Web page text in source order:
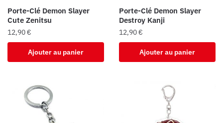
Porte-Clé Demon Slayer
Cute Zenitsu
12,90€
Ajouter au panier
Porte-Clé Demon Slayer
Destroy Kanji
12,90€
Ajouter au panier